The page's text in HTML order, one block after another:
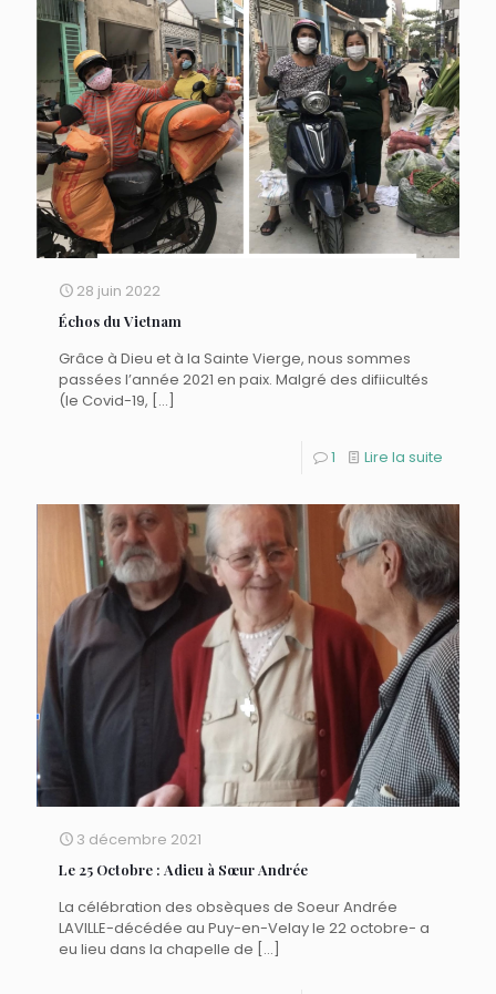
28 juin 2022
Échos du Vietnam
Grâce à Dieu et à la Sainte Vierge, nous sommes
passées l’année 2021 en paix. Malgré des difiicultés
(le Covid-19, […]
1 Lire la suite
3 décembre 2021
Le 25 Octobre : Adieu à Sœur Andrée
La célébration des obsèques de Soeur Andrée
LAVILLE-décédée au Puy-en-Velay le 22 octobre- a
eu lieu dans la chapelle de […]